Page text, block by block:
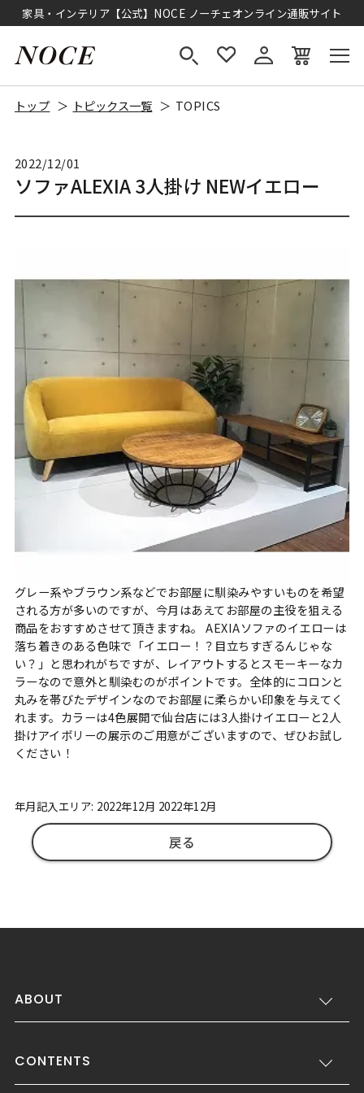
家具・インテリア【公式】NOCE ノーチェオンライン通販サイト
トップ トピックス一覧 TOPICS
2022/12/01
ソファALEXIA 3人掛け NEWイエロー
グレー系やブラウン系などでお部屋に馴染みやすいものを希望
される方が多いのですが、今月はあえてお部屋の主役を狙える
商品をおすすめさせて頂きますね。 AEXIAソファのイエローは
落ち着きのある色味で「イエロー！？目立ちすぎるんじゃな
い？」と思われがちですが、レイアウトするとスモーキーなカ
ラーなので意外と馴染むのがポイントです。全体的にコロンと
丸みを帯びたデザインなのでお部屋に柔らかい印象を与えてく
れます。カラーは4色展開で仙台店には3人掛けイエローと2人
掛けアイボリーの展示のご用意がございますので、ぜひお試し
ください！
年月記入エリア: 2022年12月 2022年12月
戻る
ABOUT
CONTENTS